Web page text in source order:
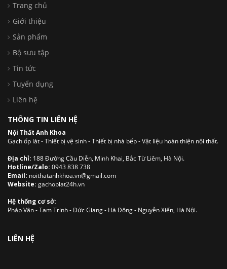
Trang chủ
Giới thiệu
Sản phẩm
Bộ sưu tập
Tin tức
Tuyển dụng
Liên hệ
THÔNG TIN LIÊN HỆ
Nội Thất Anh Khoa
Gạch ốp lát - Thiết bị vệ sinh - Thiết bị nhà bếp - Vật liệu hoàn thiện nội thất.
Địa chỉ: 188 Đường Cầu Diễn, Minh Khai, Bắc Từ Liêm, Hà Nội.
Hotline/Zalo: 0943 838 738
Email: noithatanhkhoa.vn@gmail.com
Website: gachoplat24h.vn
Hệ thống cơ sở:
Pháp Vân - Tam Trinh - Đức Giang - Hà Đông - Nguyễn Xiển, Hà Nội.
LIÊN HỆ